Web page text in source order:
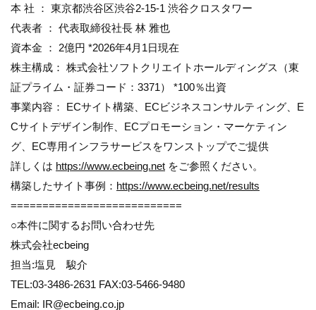
本 社 ： 東京都渋谷区渋谷2-15-1 渋谷クロスタワー
代表者 ： 代表取締役社長 林 雅也
資本金 ： 2億円 *2026年4月1日現在
株主構成： 株式会社ソフトクリエイトホールディングス（東
証プライム・証券コード：3371） *100％出資
事業内容： ECサイト構築、ECビジネスコンサルティング、E
Cサイトデザイン制作、ECプロモーション・マーケティン
グ、EC専用インフラサービスをワンストップでご提供
詳しくは https://www.ecbeing.net をご参照ください。
構築したサイト事例： https://www.ecbeing.net/results
===========================
○本件に関するお問い合わせ先
株式会社ecbeing
担当:塩見 駿介
TEL:03-3486-2631 FAX:03-5466-9480
Email: IR@ecbeing.co.jp